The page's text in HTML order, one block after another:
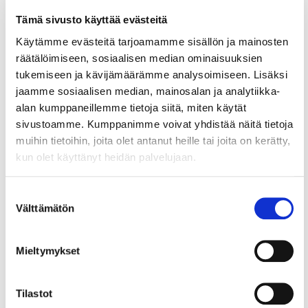
Tämä sivusto käyttää evästeitä
Käytämme evästeitä tarjoamamme sisällön ja mainosten
räätälöimiseen, sosiaalisen median ominaisuuksien
tukemiseen ja kävijämäärämme analysoimiseen. Lisäksi
jaamme sosiaalisen median, mainosalan ja analytiikka-
alan kumppaneillemme tietoja siitä, miten käytät
sivustoamme. Kumppanimme voivat yhdistää näitä tietoja
muihin tietoihin, joita olet antanut heille tai joita on kerätty,
kun olet käyttänyt heidän palvelujaan.
valinta
Välttämätön
Mieltymykset
Tilastot
6.8.2026 TOIMITUSJOHTAJALTA
Toimitusjohtajalta:
Uusia vientimarkkinoita – onko
yrityksesi valmis tarttumaan
tilaisuuteen?
vientimahdollisuuksia Latinalaiseen Amerikkaan....
22.7.2026 JÄSENTARINAT
Valmistus kotimaassa tuo